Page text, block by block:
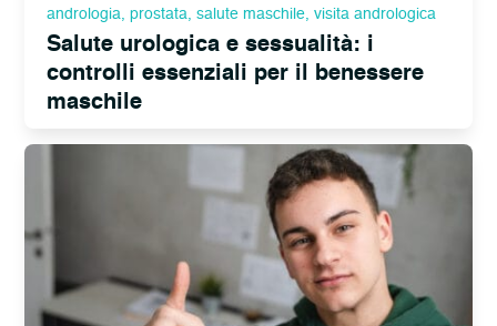
Salute urologica e sessualità: i
controlli essenziali per il benessere
maschile
andrologia, prostata, salute maschile, visita andrologica